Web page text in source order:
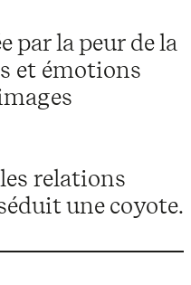
par la peur de la
et émotions
relations
une coyote.